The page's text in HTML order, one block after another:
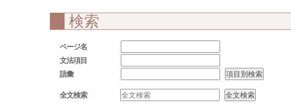
検索
ページ名
文法項目
語彙
全文検索